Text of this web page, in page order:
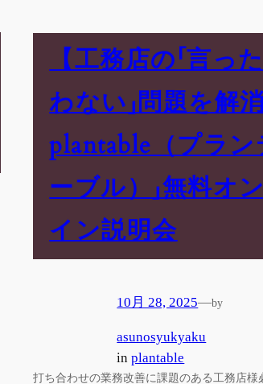
【工務店の「言っ
わない」問題を解消
plantable（プラン
ーブル）」無料オ
イン説明会
10月 28, 2025—by
asunosyukyaku
inplantable
打ち合わせの業務改善に課題のある工務店様